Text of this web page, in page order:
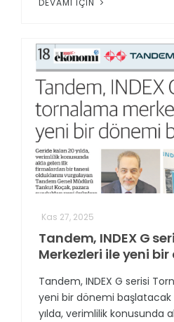
DEVAMI İÇIN
Kas 27, 2025
Tandem, INDEX G
Merkezleri ile yeni
Tandem, INDEX G serisi
yeni bir dönemi başlatacak
yılda, verimlilik konusunda